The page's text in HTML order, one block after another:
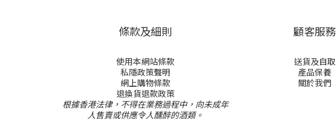
條款及細則
使用本網站條款
私隱政策聲明
網上購物條款
退換貨退款政策
根據香港法律，不得在業務過程中，向未成年
人售賣或供應令人醺醉的酒類。
顧客服務
送貨及自取
產品保養
關於我們